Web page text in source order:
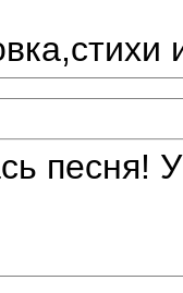
песня!